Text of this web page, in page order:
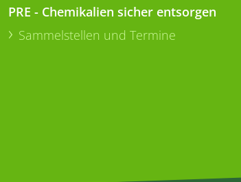
PRE - Chemikalien sicher entsorgen
Sammelstellen und Termine